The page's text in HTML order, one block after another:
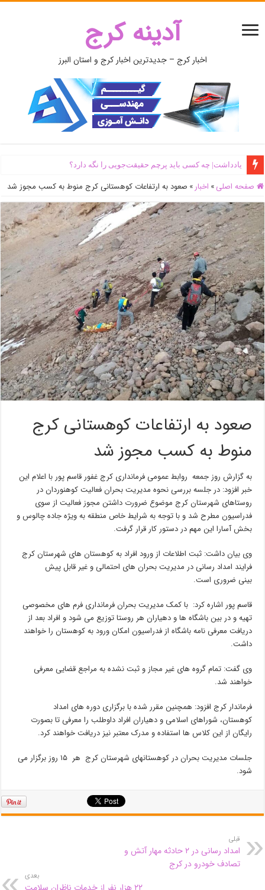
آدینه کرج
اخبار کرج – جدیدترین اخبار کرج و استان البرز
یادداشت| ‌چه کسی باید پرچم حقیقت‌جویی را نگه دارد؟
صفحه اصلی » اخبار » صعود به ارتفاعات کوهستانی کرج منوط به کسب مجوز شد
صعود به ارتفاعات کوهستانی کرج
منوط به کسب مجوز شد
به گزارش روز جمعه روابط عمومی فرمانداری کرج غفور قاسم پور با اعلام این
خبر افزود: در جلسه بررسی نحوه مدیریت بحران فعالیت کوهنوردان در
روستاهای شهرستان کرج موضوع ضرورت داشتن مجوز فعالیت از سوی
فدراسیون مطرح شد و با توجه به شرایط خاص منطقه به ویژه جاده چالوس و
بخش آسارا این مهم در دستور کار قرار گرفت.
وی بیان داشت: ثبت اطلاعات از ورود افراد به کوهستان های شهرستان کرج
فرایند امداد رسانی در مدیریت بحران های احتمالی و غیر قابل پیش
بینی ضروری است.
قاسم پور اشاره کرد: با کمک مدیریت بحران فرمانداری فرم های مخصوصی
تهیه و در بین باشگاه ها و دهیاران هر روستا توزیع می شود و افراد بعد از
دریافت معرفی نامه باشگاه از فدراسیون امکان ورود به کوهستان را خواهند
داشت.
وی گفت: تمام گروه های غیر مجاز و ثبت نشده به مراجع قضایی معرفی
خواهند شد.
فرماندار کرج افزود: همچنین مقرر شده با برگزاری دوره های امداد
کوهستان، شوراهای اسلامی و دهیاران افراد داوطلب را معرفی تا بصورت
رایگان از این کلاس ها استفاده و مدرک معتبر نیز دریافت خواهند کرد.
جلسات مدیریت بحران در کوهستانهای شهرستان کرج هر ۱۵ روز برگزار می
شود.
قبلی
امداد رسانی در ۲ حادثه مهار آتش و
تصادف خودرو در کرج
بعدی